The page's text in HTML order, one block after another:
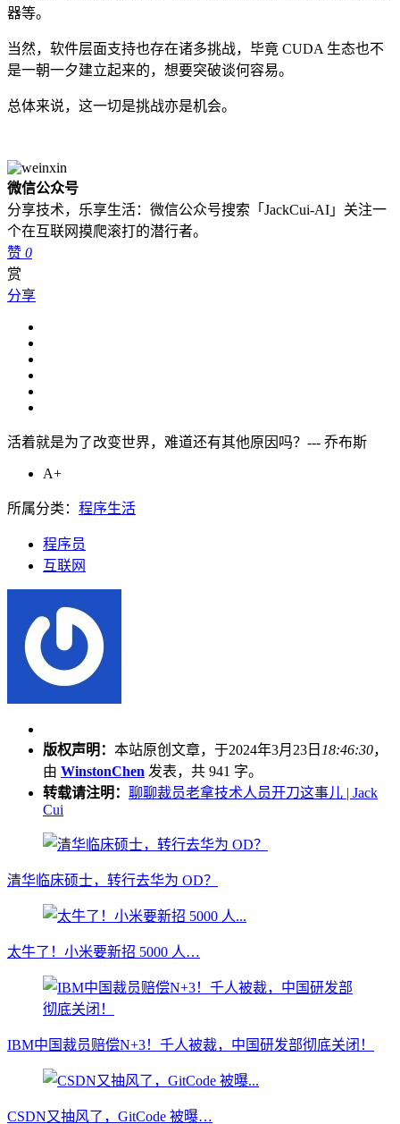
器等。
当然，软件层面支持也存在诸多挑战，毕竟 CUDA 生态也不
是一朝一夕建立起来的，想要突破谈何容易。
总体来说，这一切是挑战亦是机会。
微信公众号
分享技术，乐享生活：微信公众号搜索「JackCui-AI」关注一
个在互联网摸爬滚打的潜行者。
赞 0
赏
分享
活着就是为了改变世界，难道还有其他原因吗？--- 乔布斯
A+
所属分类： 程序生活
程序员
互联网
版权声明： 本站原创文章，于2024年3月23日 18:46:30，
由 WinstonChen 发表，共 941 字。
转载请注明： 聊聊裁员老拿技术人员开刀这事儿 | Jack
Cui
清华临床硕士，转行去华为 OD？
太牛了！小米要新招 5000 人…
IBM中国裁员赔偿N+3！千人被裁，中国研发部彻底关闭！
CSDN又抽风了，GitCode 被曝…